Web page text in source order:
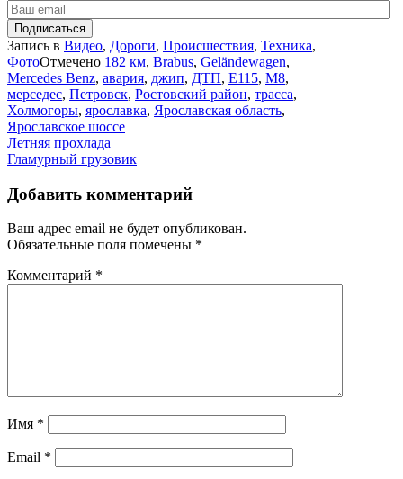
Запись в Видео, Дороги, Происшествия, Техника,
ФотоОтмечено 182 км, Brabus, Geländewagen,
Mercedes Benz, авария, джип, ДТП, Е115, М8,
мерседес, Петровск, Ростовский район, трасса,
Холмогоры, ярославка, Ярославская область,
Ярославское шоссе
Навигация
по
записям
Летняя прохлада
Гламурный грузовик
Добавить комментарий
Ваш адрес email не будет опубликован.
Обязательные поля помечены *
Комментарий *
Имя *
Email *